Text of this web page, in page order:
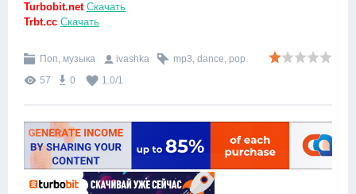
Turbobit.net Скачать
Trbt.cc Скачать
Поп, музыка ivashka mp3, dance, pop
57
0 1.0/1